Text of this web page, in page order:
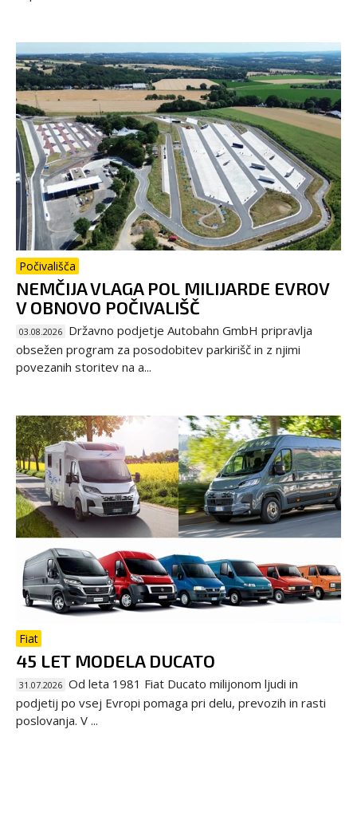
Počivališča
NEMČIJA VLAGA POL MILIJARDE EVROV
V OBNOVO POČIVALIŠČ
03.08.2026 Državno podjetje Autobahn GmbH pripravlja
obsežen program za posodobitev parkirišč in z njimi
povezanih storitev na a...
Fiat
45 LET MODELA DUCATO
31.07.2026 Od leta 1981 Fiat Ducato milijonom ljudi in
podjetij po vsej Evropi pomaga pri delu, prevozih in rasti
poslovanja. V ...